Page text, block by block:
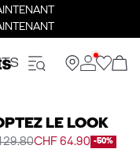
LE LOOK
CHF 64.90 -50%